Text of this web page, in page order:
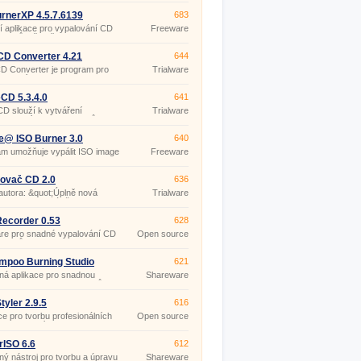
4.5.7.6139
aplikace pro vypalování CD
disků, včetně Blu-Ray a HD-
683
Freeware
Converter 4.21
Converter je program pro
vlastních audio CD z
na více audio CD discích.
644
Trialware
5.3.4.0
slouží k vytváření
kopií CD i DVD disků.
641
Trialware
ISO Burner 3.0
umožňuje vypálit ISO image
Blu-ray disk.
640
Freeware
CD 2.0
&quot;Úplně nová
která již podporuje
standardní obaly CD
etiket.
636
Trialware
0.53
pro snadné vypalování CD
disků.
628
Open source
Burning Studio
aplikace pro snadnou
DVD, CD a Blu-Ray disků.
621
Shareware
2.9.5
pro tvorbu profesionálních
interaktivním menu.
616
Open source
6.6
nástroj pro tvorbu a úpravu
612
Shareware